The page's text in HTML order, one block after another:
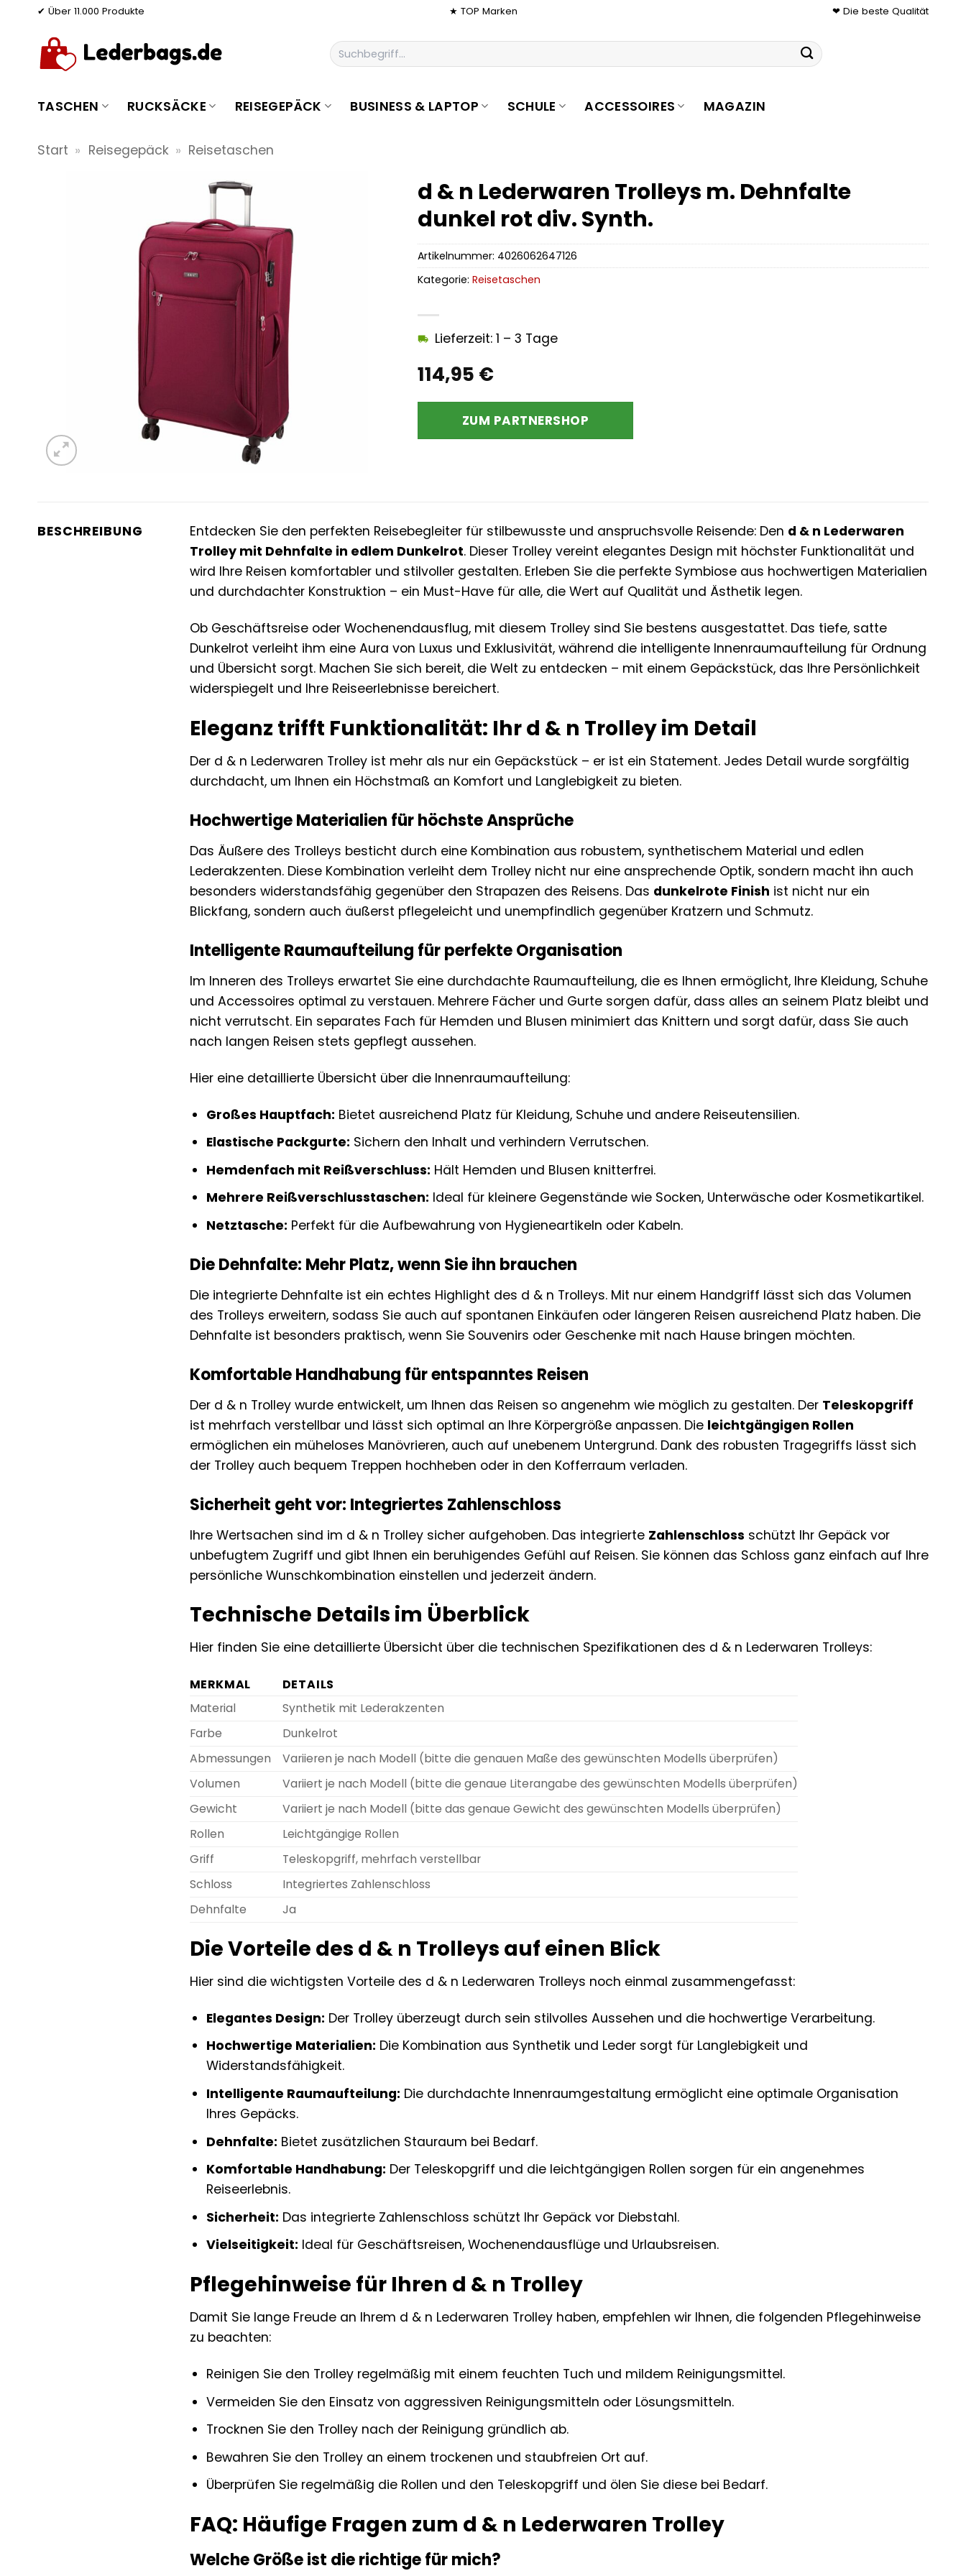
springen
✔ Über 11.000 Produkte ★ TOP Marken ❤ Die beste Qualität
Suchen
nach:
TASCHEN RUCKSÄCKE REISEGEPÄCK BUSINESS & LAPTOP SCHULE ACCESSOIRES MAGAZIN
Start » Reisegepäck » Reisetaschen
d & n Lederwaren Trolleys m. Dehnfalte
dunkel rot div. Synth.
114,95 €
Lieferzeit: 1 – 3 Tage
ZUM PARTNERSHOP
Artikelnummer: 4026062647126
Kategorie:Reisetaschen
BESCHREIBUNG Entdecken Sie den perfekten Reisebegleiter für stilbewusste und anspruchsvolle Reisende: Den d & n Lederwaren
Trolley mit Dehnfalte in edlem Dunkelrot. Dieser Trolley vereint elegantes Design mit höchster Funktionalität und
wird Ihre Reisen komfortabler und stilvoller gestalten. Erleben Sie die perfekte Symbiose aus hochwertigen Materialien
und durchdachter Konstruktion – ein Must-Have für alle, die Wert auf Qualität und Ästhetik legen.
Ob Geschäftsreise oder Wochenendausflug, mit diesem Trolley sind Sie bestens ausgestattet. Das tiefe, satte
Dunkelrot verleiht ihm eine Aura von Luxus und Exklusivität, während die intelligente Innenraumaufteilung für Ordnung
und Übersicht sorgt. Machen Sie sich bereit, die Welt zu entdecken – mit einem Gepäckstück, das Ihre Persönlichkeit
widerspiegelt und Ihre Reiseerlebnisse bereichert.
Eleganz trifft Funktionalität: Ihr d & n Trolley im Detail
Der d & n Lederwaren Trolley ist mehr als nur ein Gepäckstück – er ist ein Statement. Jedes Detail wurde sorgfältig
durchdacht, um Ihnen ein Höchstmaß an Komfort und Langlebigkeit zu bieten.
Hochwertige Materialien für höchste Ansprüche
Das Äußere des Trolleys besticht durch eine Kombination aus robustem, synthetischem Material und edlen
Lederakzenten. Diese Kombination verleiht dem Trolley nicht nur eine ansprechende Optik, sondern macht ihn auch
besonders widerstandsfähig gegenüber den Strapazen des Reisens. Das dunkelrote Finish ist nicht nur ein
Blickfang, sondern auch äußerst pflegeleicht und unempfindlich gegenüber Kratzern und Schmutz.
Intelligente Raumaufteilung für perfekte Organisation
Im Inneren des Trolleys erwartet Sie eine durchdachte Raumaufteilung, die es Ihnen ermöglicht, Ihre Kleidung, Schuhe
und Accessoires optimal zu verstauen. Mehrere Fächer und Gurte sorgen dafür, dass alles an seinem Platz bleibt und
nicht verrutscht. Ein separates Fach für Hemden und Blusen minimiert das Knittern und sorgt dafür, dass Sie auch
nach langen Reisen stets gepflegt aussehen.
Hier eine detaillierte Übersicht über die Innenraumaufteilung:
Großes Hauptfach: Bietet ausreichend Platz für Kleidung, Schuhe und andere Reiseutensilien.
Elastische Packgurte: Sichern den Inhalt und verhindern Verrutschen.
Hemdenfach mit Reißverschluss: Hält Hemden und Blusen knitterfrei.
Mehrere Reißverschlusstaschen: Ideal für kleinere Gegenstände wie Socken, Unterwäsche oder Kosmetikartikel.
Netztasche: Perfekt für die Aufbewahrung von Hygieneartikeln oder Kabeln.
Die Dehnfalte: Mehr Platz, wenn Sie ihn brauchen
Die integrierte Dehnfalte ist ein echtes Highlight des d & n Trolleys. Mit nur einem Handgriff lässt sich das Volumen
des Trolleys erweitern, sodass Sie auch auf spontanen Einkäufen oder längeren Reisen ausreichend Platz haben. Die
Dehnfalte ist besonders praktisch, wenn Sie Souvenirs oder Geschenke mit nach Hause bringen möchten.
Komfortable Handhabung für entspanntes Reisen
Der d & n Trolley wurde entwickelt, um Ihnen das Reisen so angenehm wie möglich zu gestalten. Der Teleskopgriff
ist mehrfach verstellbar und lässt sich optimal an Ihre Körpergröße anpassen. Die leichtgängigen Rollen
ermöglichen ein müheloses Manövrieren, auch auf unebenem Untergrund. Dank des robusten Tragegriffs lässt sich
der Trolley auch bequem Treppen hochheben oder in den Kofferraum verladen.
Sicherheit geht vor: Integriertes Zahlenschloss
Ihre Wertsachen sind im d & n Trolley sicher aufgehoben. Das integrierte Zahlenschloss schützt Ihr Gepäck vor
unbefugtem Zugriff und gibt Ihnen ein beruhigendes Gefühl auf Reisen. Sie können das Schloss ganz einfach auf Ihre
persönliche Wunschkombination einstellen und jederzeit ändern.
Technische Details im Überblick
Hier finden Sie eine detaillierte Übersicht über die technischen Spezifikationen des d & n Lederwaren Trolleys:
MERKMAL
DETAILS
Material
Synthetik mit Lederakzenten
Farbe
Dunkelrot
Abmessungen
Variieren je nach Modell (bitte die genauen Maße des gewünschten Modells überprüfen)
Volumen
Variiert je nach Modell (bitte die genaue Literangabe des gewünschten Modells überprüfen)
Gewicht
Variiert je nach Modell (bitte das genaue Gewicht des gewünschten Modells überprüfen)
Rollen
Leichtgängige Rollen
Griff
Teleskopgriff, mehrfach verstellbar
Schloss
Integriertes Zahlenschloss
Dehnfalte
Ja
Die Vorteile des d & n Trolleys auf einen Blick
Hier sind die wichtigsten Vorteile des d & n Lederwaren Trolleys noch einmal zusammengefasst:
Elegantes Design: Der Trolley überzeugt durch sein stilvolles Aussehen und die hochwertige Verarbeitung.
Hochwertige Materialien: Die Kombination aus Synthetik und Leder sorgt für Langlebigkeit und
Widerstandsfähigkeit.
Intelligente Raumaufteilung: Die durchdachte Innenraumgestaltung ermöglicht eine optimale Organisation
Ihres Gepäcks.
Dehnfalte: Bietet zusätzlichen Stauraum bei Bedarf.
Komfortable Handhabung: Der Teleskopgriff und die leichtgängigen Rollen sorgen für ein angenehmes
Reiseerlebnis.
Sicherheit: Das integrierte Zahlenschloss schützt Ihr Gepäck vor Diebstahl.
Vielseitigkeit: Ideal für Geschäftsreisen, Wochenendausflüge und Urlaubsreisen.
Pflegehinweise für Ihren d & n Trolley
Damit Sie lange Freude an Ihrem d & n Lederwaren Trolley haben, empfehlen wir Ihnen, die folgenden Pflegehinweise
zu beachten:
Reinigen Sie den Trolley regelmäßig mit einem feuchten Tuch und mildem Reinigungsmittel.
Vermeiden Sie den Einsatz von aggressiven Reinigungsmitteln oder Lösungsmitteln.
Trocknen Sie den Trolley nach der Reinigung gründlich ab.
Bewahren Sie den Trolley an einem trockenen und staubfreien Ort auf.
Überprüfen Sie regelmäßig die Rollen und den Teleskopgriff und ölen Sie diese bei Bedarf.
FAQ: Häufige Fragen zum d & n Lederwaren Trolley
Welche Größe ist die richtige für mich?